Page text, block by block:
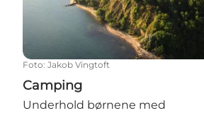
Foto: Jakob Vingtoft
Camping
Underhold børnene med